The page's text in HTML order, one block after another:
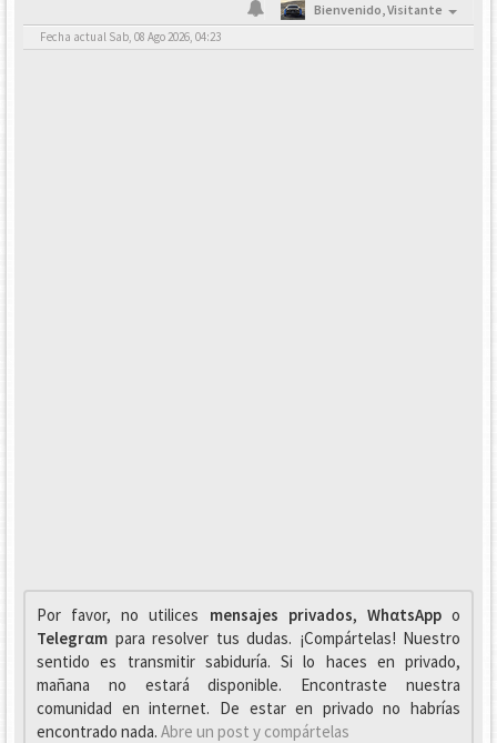
Bienvenido,Visitante
Fecha actual Sab, 08 Ago 2026, 04:23
Por favor, no utilices mensajes privados, WhαtsAppo
Telegrαm para resolver tus dudas. ¡Compártelas! Nuestro
sentido es transmitir sabiduría. Si lo haces en privado,
mañana no estará disponible. Encontraste nuestra
comunidad en internet. De estar en privado no habrías
encontrado nada. Abre un post y compártelas